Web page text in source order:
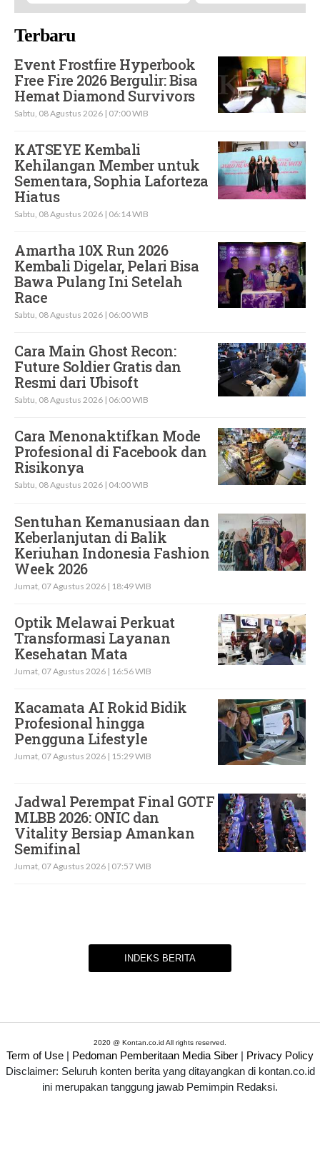
Terbaru
Event Frostfire Hyperbook
Free Fire 2026 Bergulir: Bisa
Hemat Diamond Survivors
Sabtu, 08 Agustus 2026 | 07:00 WIB
KATSEYE Kembali
Kehilangan Member untuk
Sementara, Sophia Laforteza
Hiatus
Sabtu, 08 Agustus 2026 | 06:14 WIB
Amartha 10X Run 2026
Kembali Digelar, Pelari Bisa
Bawa Pulang Ini Setelah
Race
Sabtu, 08 Agustus 2026 | 06:00 WIB
Cara Main Ghost Recon:
Future Soldier Gratis dan
Resmi dari Ubisoft
Sabtu, 08 Agustus 2026 | 06:00 WIB
Cara Menonaktifkan Mode
Profesional di Facebook dan
Risikonya
Sabtu, 08 Agustus 2026 | 04:00 WIB
Sentuhan Kemanusiaan dan
Keberlanjutan di Balik
Keriuhan Indonesia Fashion
Week 2026
Jumat, 07 Agustus 2026 | 18:49 WIB
Optik Melawai Perkuat
Transformasi Layanan
Kesehatan Mata
Jumat, 07 Agustus 2026 | 16:56 WIB
Kacamata AI Rokid Bidik
Profesional hingga
Pengguna Lifestyle
Jumat, 07 Agustus 2026 | 15:29 WIB
Jadwal Perempat Final GOTF
MLBB 2026: ONIC dan
Vitality Bersiap Amankan
Semifinal
Jumat, 07 Agustus 2026 | 07:57 WIB
INDEKS BERITA
2020 @ Kontan.co.id All rights reserved.
Term of Use | Pedoman Pemberitaan Media Siber | Privacy Policy
Disclaimer: Seluruh konten berita yang ditayangkan di kontan.co.id
ini merupakan tanggung jawab Pemimpin Redaksi.